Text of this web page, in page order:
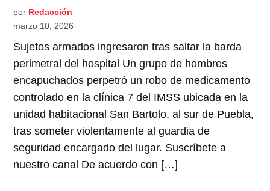
por Redacción
marzo 10, 2026
Sujetos armados ingresaron tras saltar la barda
perimetral del hospital Un grupo de hombres
encapuchados perpetró un robo de medicamento
controlado en la clínica 7 del IMSS ubicada en la
unidad habitacional San Bartolo, al sur de Puebla,
tras someter violentamente al guardia de
seguridad encargado del lugar. Suscríbete a
nuestro canal De acuerdo con […]